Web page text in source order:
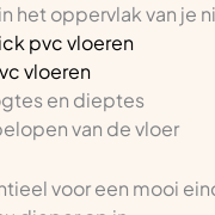
oppervlak van je
pvc vloeren
vloeren
en dieptes
van de vloer
voor een mooi